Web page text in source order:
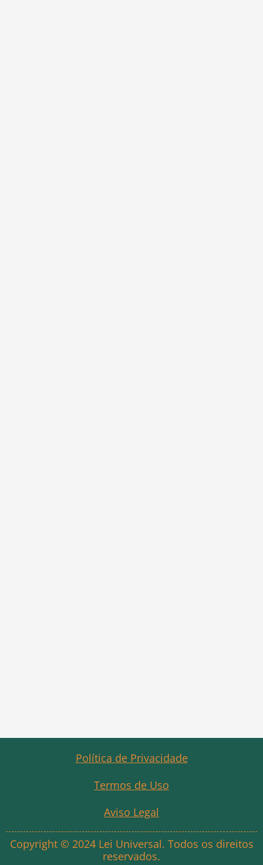
Política de Privacidade
Termos de Uso
Aviso Legal
Copyright © 2024 Lei Universal. Todos os direitos
reservados.